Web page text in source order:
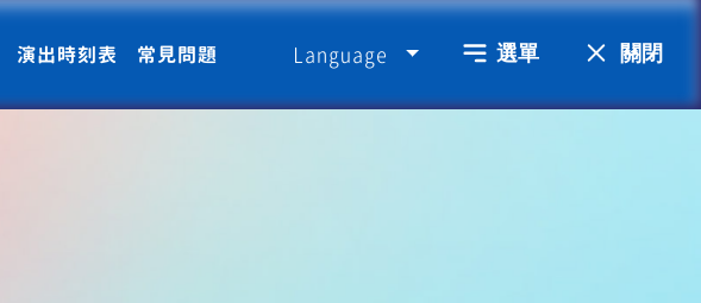
演出時刻表 常見問題 Language 選單 關閉